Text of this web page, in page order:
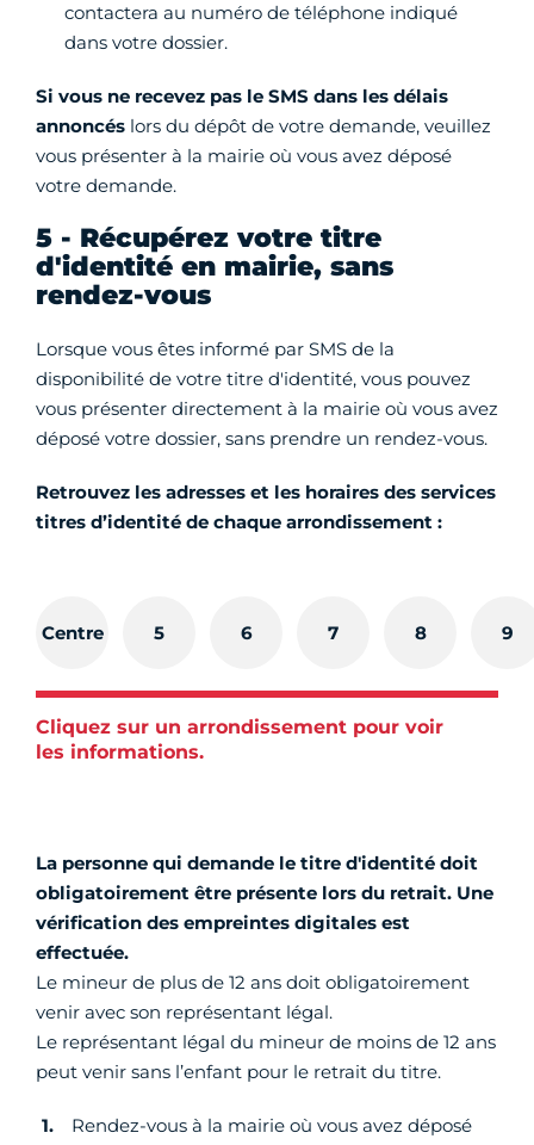
contactera au numéro de téléphone indiqué
dans votre dossier.
Si vous ne recevez pas le SMS dans les délais
annoncés lors du dépôt de votre demande, veuillez
vous présenter à la mairie où vous avez déposé
votre demande.
5 - Récupérez votre titre
d'identité en mairie, sans
rendez-vous
Lorsque vous êtes informé par SMS de la
disponibilité de votre titre d'identité, vous pouvez
vous présenter directement à la mairie où vous avez
déposé votre dossier, sans prendre un rendez-vous.
Retrouvez les adresses et les horaires des services
titres d’identité de chaque arrondissement :
Centre 5 6 7 8 9
Cliquez sur un arrondissement pour voir
les informations.
La personne qui demande le titre d'identité doit
obligatoirement être présente lors du retrait. Une
vérification des empreintes digitales est
effectuée.
Le mineur de plus de 12 ans doit obligatoirement
venir avec son représentant légal.
Le représentant légal du mineur de moins de 12 ans
peut venir sans l’enfant pour le retrait du titre.
Rendez-vous à la mairie où vous avez déposé